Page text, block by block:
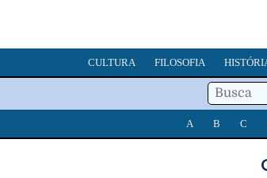
CULTURA FILOSOFIA
A B C